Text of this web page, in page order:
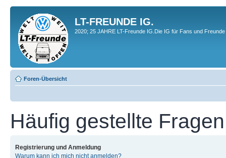
LT-FREUNDE IG.
2020; 25 JAHRE LT-Freunde IG.Die IG für Fans und
Foren-Übersicht
Häufig gestellte Fragen
Registrierung und Anmeldung
Warum kann ich mich nicht anmelden?